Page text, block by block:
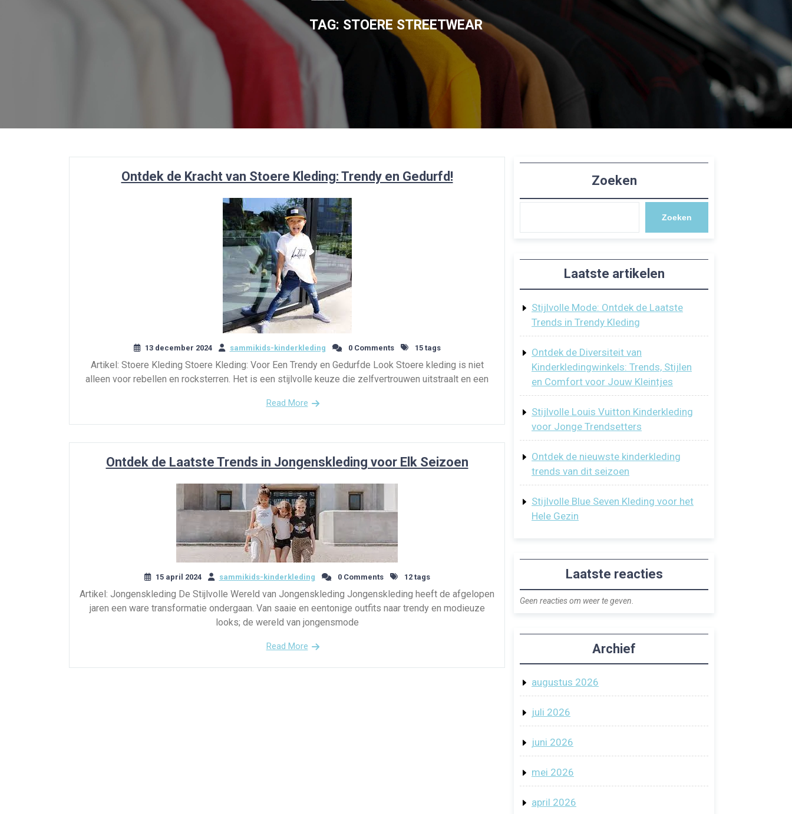
TAG: STOERE STREETWEAR
Ontdek de Kracht van Stoere Kleding: Trendy en Gedurfd!
13 december 2024 sammikids-kinderkleding 0 Comments 15 tags
Artikel: Stoere Kleding Stoere Kleding: Voor Een Trendy en Gedurfde Look Stoere kleding is niet
alleen voor rebellen en rocksterren. Het is een stijlvolle keuze die zelfvertrouwen uitstraalt en een
Read More
Ontdek de Laatste Trends in Jongenskleding voor Elk Seizoen
15 april 2024 sammikids-kinderkleding 0 Comments 12 tags
Artikel: Jongenskleding De Stijlvolle Wereld van Jongenskleding Jongenskleding heeft de afgelopen
jaren een ware transformatie ondergaan. Van saaie en eentonige outfits naar trendy en modieuze
looks; de wereld van jongensmode
Read More
Zoeken
Zoeken
Laatste artikelen
Stijlvolle Mode: Ontdek de Laatste
Trends in Trendy Kleding
Ontdek de Diversiteit van
Kinderkledingwinkels: Trends, Stijlen
en Comfort voor Jouw Kleintjes
Stijlvolle Louis Vuitton Kinderkleding
voor Jonge Trendsetters
Ontdek de nieuwste kinderkleding
trends van dit seizoen
Stijlvolle Blue Seven Kleding voor het
Hele Gezin
Laatste reacties
Geen reacties om weer te geven.
Archief
augustus 2026
juli 2026
juni 2026
mei 2026
april 2026